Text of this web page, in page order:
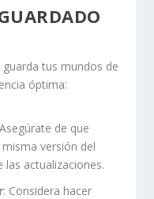
tus mundos de
óptima:
de que
versión del
actualizaciones.
: Considera hacer